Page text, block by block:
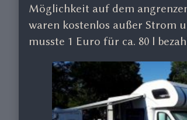
Möglichkeit auf dem
waren kostenlos außer Strom
musste 1 Euro für ca. 80 l